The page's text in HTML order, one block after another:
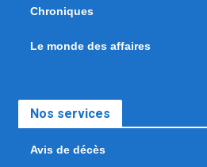
Chroniques
Le monde des affaires
Nos services
Avis de décès